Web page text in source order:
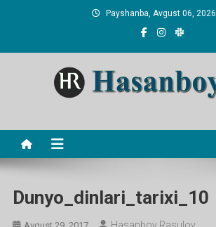
Payshanba, Avgust 06, 2026
Dunyo_dinlari_tarixi_10